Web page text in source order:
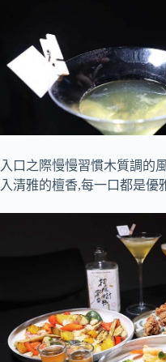
入口之際慢慢習慣木質調的
入清雅的檀香,每一口都是優